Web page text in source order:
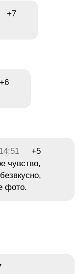
+7
+6
+5
чувство,
фото.